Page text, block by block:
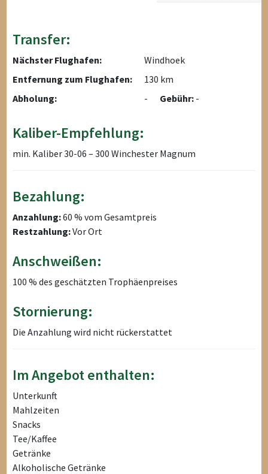
Transfer:
Nächster Flughafen:
Windhoek
Entfernung zum Flughafen:
130 km
Abholung:
- Gebühr: -
Kaliber-Empfehlung:
min. Kaliber 30-06 – 300 Winchester Magnum
Bezahlung:
Anzahlung:60 % vom Gesamtpreis
Restzahlung:Vor Ort
Anschweißen:
100 % des geschätzten Trophäenpreises
Stornierung:
Die Anzahlung wird nicht rückerstattet
Im Angebot enthalten:
Unterkunft
Mahlzeiten
Snacks
Tee/Kaffee
Getränke
Alkoholische Getränke